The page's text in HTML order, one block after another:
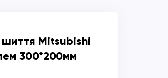
Mitsubishi
300*200мм